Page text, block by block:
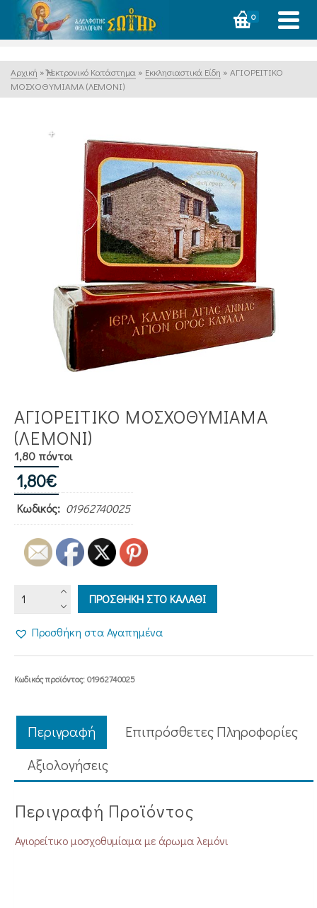
0
Αρχική » Ἠλεκτρονικό Κατάστημα » Εκκλησιαστικά Είδη » ΑΓΙΟΡΕΙΤΙΚΟ
ΜΟΣΧΟΘΥΜΙΑΜΑ (ΛΕΜΟΝΙ)
ΑΓΙΟΡΕΙΤΙΚΟ ΜΟΣΧΟΘΥΜΙΑΜΑ
(ΛΕΜΟΝΙ)
1,80 πόντοι
1,80€
Κωδικός: 01962740025
ΑΓΙΟΡΕΙΤΙΚΟ
ΜΟΣΧΟΘΥΜΙΑΜΑ
(ΛΕΜΟΝΙ)
ΠΡΟΣΘΗΚΗ ΣΤΟ ΚΑΛΑΘΙ
Προσθήκη στα Αγαπημένα
Κωδικός προϊόντος:01962740025
Περιγραφή
Επιπρόσθετες Πληροφορίες
Aξιολογήσεις
Περιγραφή Προϊόντος
Αγιορείτικο μοσχοθυμίαμα με άρωμα λεμόνι